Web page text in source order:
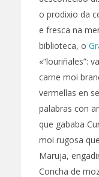
o prodixio da
e fresca na
biblioteca, o
«“louriñales”:
carne moi
vermellas en
palabras con
que gababa
moi rugosa
Maruja,
Concha de